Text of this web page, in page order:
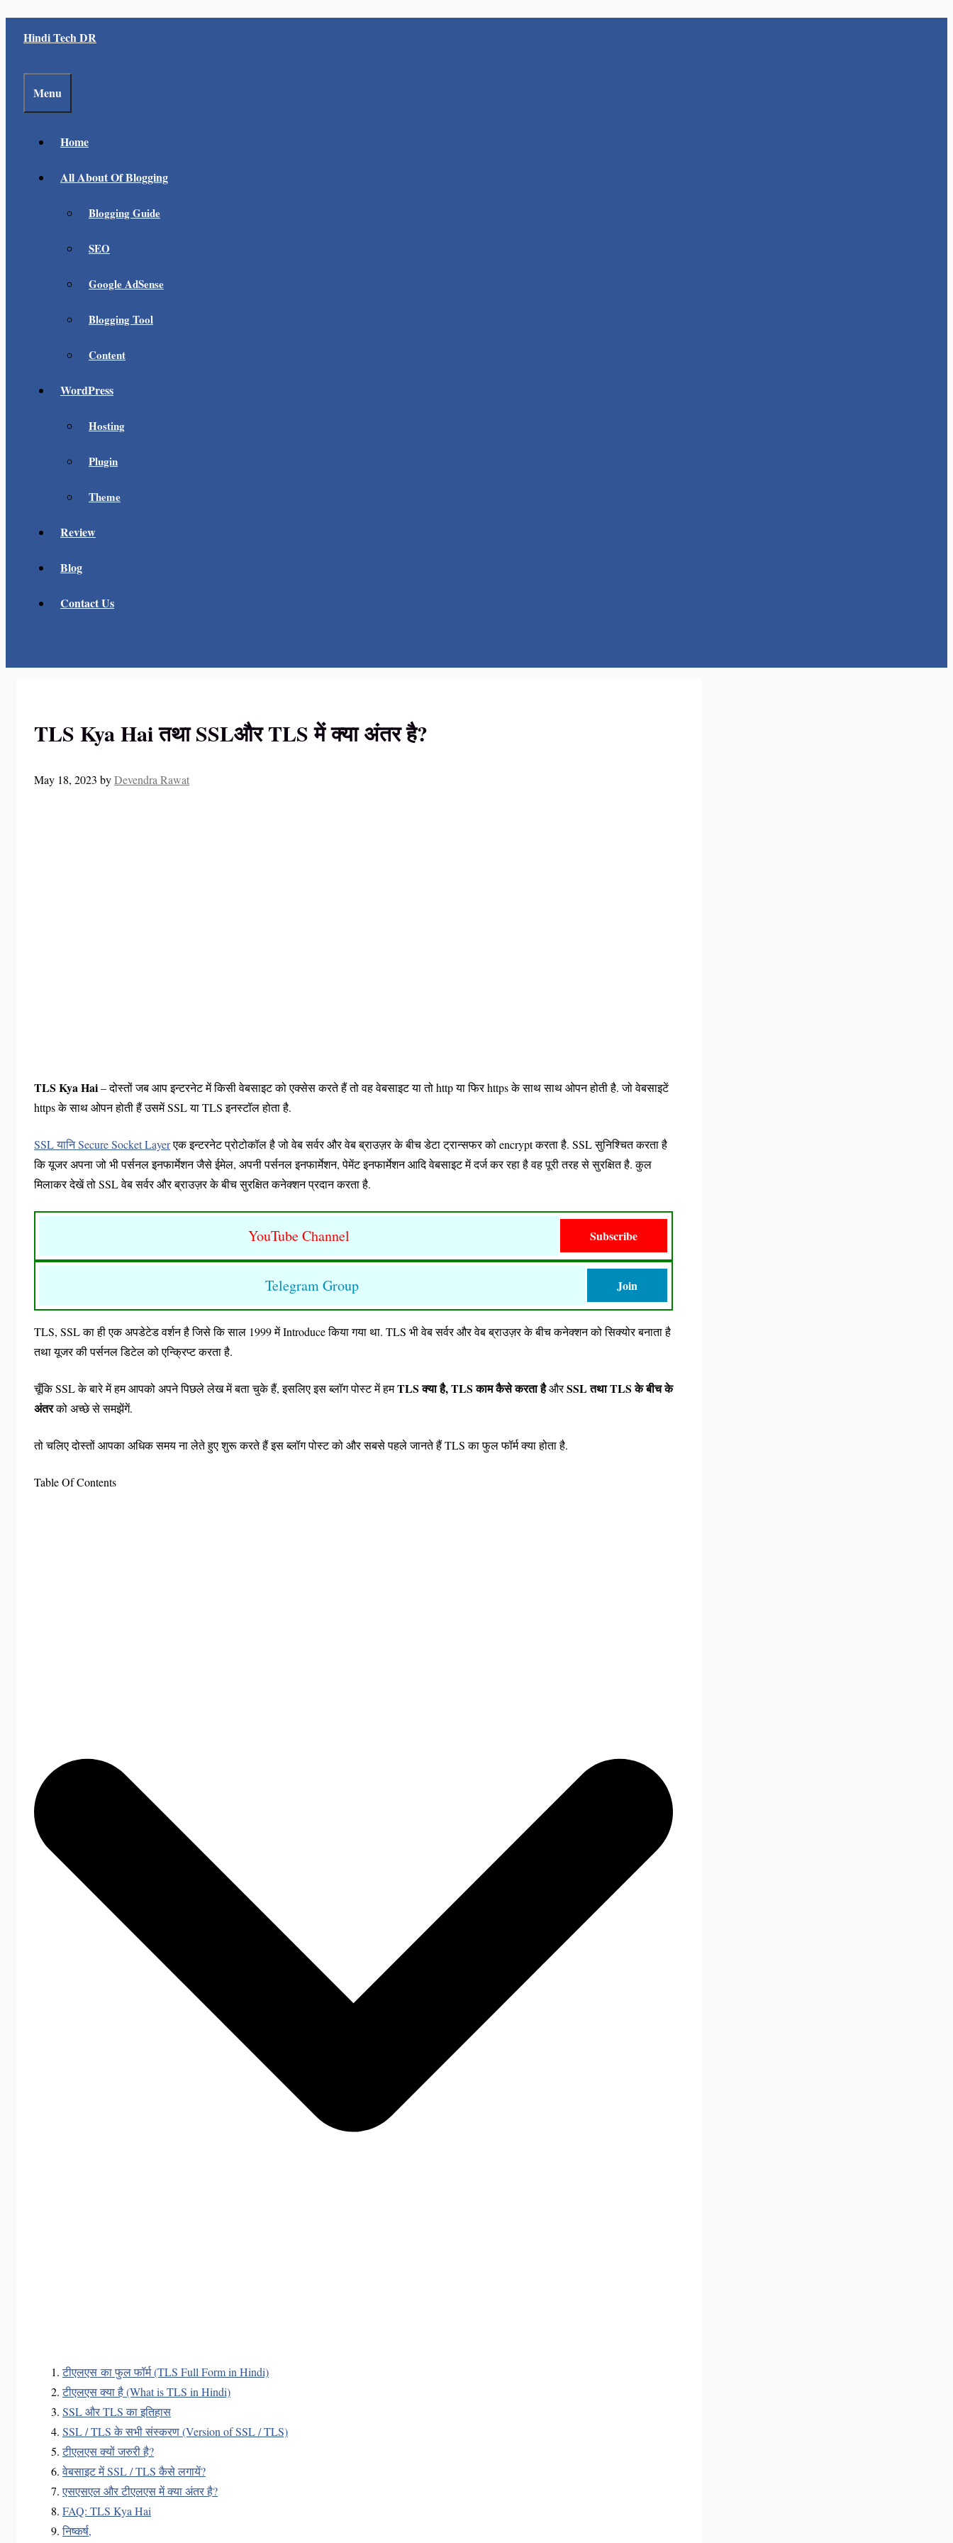
Hindi Tech DR
Menu
Home
All About Of Blogging
Blogging Guide
SEO
Google AdSense
Blogging Tool
Content
WordPress
Hosting
Plugin
Theme
Review
Blog
Contact Us
TLS Kya Hai तथा SSLऔर TLS में क्या अंतर है?
May 18, 2023 byDevendra Rawat
TLS Kya Hai– दोस्तों जब आप इन्टरनेट में किसी वेबसाइट को एक्सेस करते हैं तो वह वेबसाइट या तो http या फिर https के साथ साथ ओपन होती है. जो वेबसाइटें
https के साथ ओपन होती हैं उसमें SSL या TLS इनस्टॉल होता है.
SSL यानि Secure Socket Layerएक इन्टरनेट प्रोटोकॉल है जो वेब सर्वर और वेब ब्राउज़र के बीच डेटा ट्रान्सफर को encrypt करता है. SSL सुनिश्चित करता है
कि यूजर अपना जो भी पर्सनल इनफार्मेशन जैसे ईमेल, अपनी पर्सनल इनफार्मेशन, पेमेंट इनफार्मेशन आदि वेबसाइट में दर्ज कर रहा है वह पूरी तरह से सुरक्षित है. कुल
मिलाकर देखें तो SSL वेब सर्वर और ब्राउज़र के बीच सुरक्षित कनेक्शन प्रदान करता है.
YouTube Channel Subscribe
Telegram Group Join
TLS, SSL का ही एक अपडेटेड वर्शन है जिसे कि साल 1999 में Introduce किया गया था. TLS भी वेब सर्वर और वेब ब्राउज़र के बीच कनेक्शन को सिक्योर बनाता है
तथा यूजर की पर्सनल डिटेल को एन्क्रिप्ट करता है.
चूँकि SSL के बारे में हम आपको अपने पिछले लेख में बता चुके हैं, इसलिए इस ब्लॉग पोस्ट में हमTLS क्या है, TLS काम कैसे करता हैऔरSSL तथा TLS के बीच के
अंतरको अच्छे से समझेंगें.
तो चलिए दोस्तों आपका अधिक समय ना लेते हुए शुरू करते हैं इस ब्लॉग पोस्ट को और सबसे पहले जानते हैं TLS का फुल फॉर्म क्या होता है.
Table Of Contents
टीएलएस का फुल फॉर्म (TLS Full Form in Hindi)
टीएलएस क्या है (What is TLS in Hindi)
SSL और TLS का इतिहास
SSL / TLS के सभी संस्करण (Version of SSL / TLS)
टीएलएस क्यों जरुरी है?
वेबसाइट में SSL / TLS कैसे लगायें?
एसएसएल और टीएलएस में क्या अंतर है?
FAQ: TLS Kya Hai
निष्कर्ष,